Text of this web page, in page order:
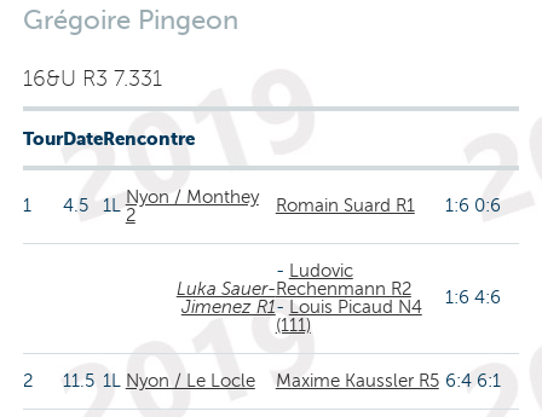
Grégoire Pingeon
16&U R3 7.331
TourDateRencontre
1 4.5 1LNyon / Monthey
2
Romain Suard R1 1:6 0:6
Luka Sauer-
Jimenez R1
-
Ludovic
Rechenmann R2
-
Louis Picaud N4
(111)
1:6 4:6
2 11.5 1L Nyon / Le Locle Maxime Kaussler R5 6:4 6:1